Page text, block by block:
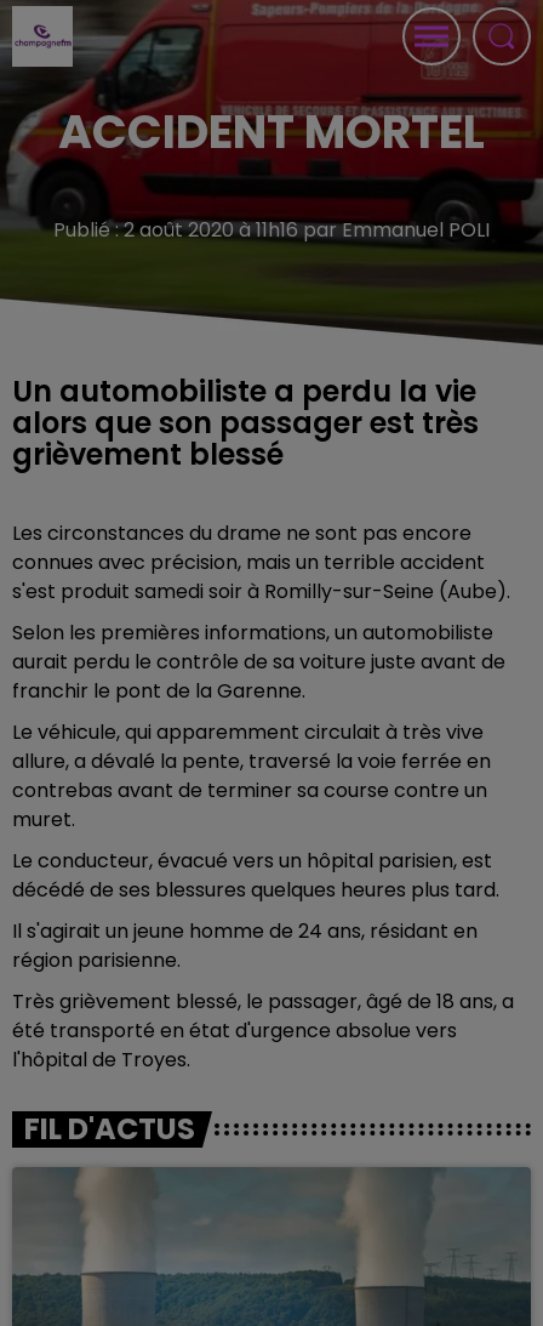
ACCIDENT MORTEL
Publié : 2 août 2020 à 11h16 par Emmanuel POLI
Un automobiliste a perdu la vie
alors que son passager est très
grièvement blessé
Les circonstances du drame ne sont pas encore
connues avec précision, mais un terrible accident
s'est produit samedi soir à Romilly-sur-Seine (Aube).
Selon les premières informations, un automobiliste
aurait perdu le contrôle de sa voiture juste avant de
franchir le pont de la Garenne.
Le véhicule, qui apparemment circulait à très vive
allure, a dévalé la pente, traversé la voie ferrée en
contrebas avant de terminer sa course contre un
muret.
Le conducteur, évacué vers un hôpital parisien, est
décédé de ses blessures quelques heures plus tard.
Il s'agirait un jeune homme de 24 ans, résidant en
région parisienne.
Très grièvement blessé, le passager, âgé de 18 ans, a
été transporté en état d'urgence absolue vers
l'hôpital de Troyes.
FIL D'ACTUS